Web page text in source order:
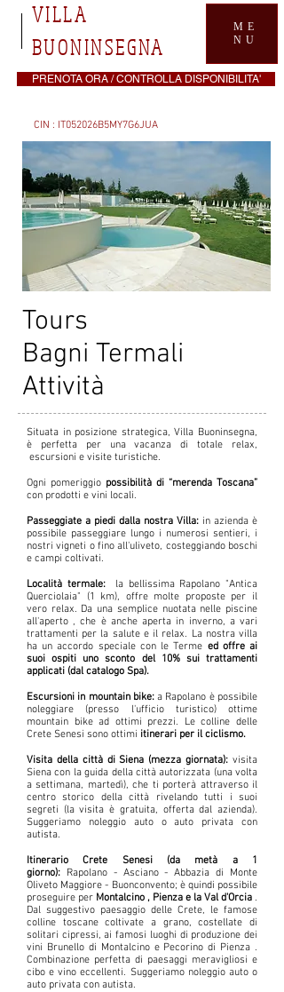
VILLA
BUONINSEGNA
ME
NU
PRENOTA ORA / CONTROLLA DISPONIBILITA'
CIN : IT052026B5MY7G6JUA
Tours
Bagni Termali
Attività
Situata in posizione strategica, Villa Buoninsegna,
è perfetta per una vacanza di totale relax,
escursioni e visite turistiche.
Ogni pomeriggio possibilità di “merenda Toscana”
con prodotti e vini locali.
Passeggiate a piedi dalla nostra Villa: in azienda è
possibile passeggiare lungo i numerosi sentieri, i
nostri vigneti o fino all'uliveto, costeggiando boschi
e campi coltivati.
Località termale:
la bellissima Rapolano "Antica
Querciolaia" (1 km), offre molte proposte per il
vero relax. Da una semplice nuotata nelle piscine
all'aperto , che è anche aperta in inverno, a vari
trattamenti per la salute e il relax. La nostra villa
ha un accordo speciale con le Terme ed offre ai
suoi ospiti uno sconto del 10% sui trattamenti
applicati (dal catalogo Spa).
Escursioni in mountain bike:a Rapolano è possibile
noleggiare (presso l'ufficio turistico) ottime
mountain bike ad ottimi prezzi. Le colline delle
Crete Senesi sono ottimi itinerari per il ciclismo.​
Visita della città di Siena (mezza giornata): visita
Siena con la guida della città autorizzata (una volta
a settimana, martedì), che ti porterà attraverso il
centro storico della città rivelando tutti i suoi
segreti (la visita è gratuita, offerta dal azienda).
Suggeriamo noleggio auto o auto privata con
autista.
Itinerario Crete Senesi (da metà a 1
giorno): Rapolano - Asciano - Abbazia di Monte
Oliveto Maggiore - Buonconvento; è quindi possibile
proseguire per Montalcino , Pienza e la Val d'Orcia .
Dal suggestivo paesaggio delle Crete, le famose
colline toscane coltivate a grano, costellate di
solitari cipressi, ai famosi luoghi di produzione dei
vini Brunello di Montalcino e Pecorino di Pienza .
Combinazione perfetta di paesaggi meravigliosi e
cibo e vino eccellenti. Suggeriamo noleggio auto o
auto privata con autista.